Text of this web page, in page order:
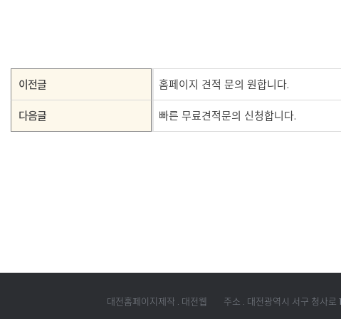
이전글 홈페이지 견적 문의 원합니다.
다음글 빠른 무료견적문의 신청합니다.
대전홈페이지제작 . 대전웹 주소 . 대전광역시 서구 청사로